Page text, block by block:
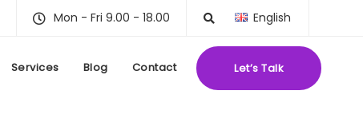
Mon - Fri 9.00 - 18.00 English
Services Blog Contact Let’s Talk